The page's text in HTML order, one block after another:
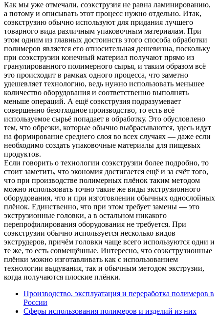
Как мы уже отмечали, соэкструзия не равна ламинированию,
а потому и описывать этот процесс нужно отдельно. Итак,
соэкструзию обычно используют для придания лучшего
товарного вида различным упаковочным материалам. При
этом одним из главных достоинств этого способа обработки
полимеров является его относительная дешевизна, поскольку
при соэкструзии конечный материал получают прямо из
гранулированного полимерного сырья, и таким образом всё
это происходит в рамках одного процесса, что заметно
удешевляет технологию, ведь нужно использовать меньшее
количество оборудования и соответственно выполнять
меньше операций. А ещё соэкструзия подразумевает
совершенно безотходное производство, то есть всё
используемое сырьё попадает в обработку. Это обусловлено
тем, что обрезки, которые обычно выбрасываются, здесь идут
на формирование среднего слоя во всех случаях — даже если
необходимо создать упаковочные материалы для пищевых
продуктов.
Если говорить о технологии соэкструзии более подробно, то
стоит заметить, что экономия достигается ещё и за счёт того,
что при производстве полимерных плёнок таким методом
можно использовать точно такие же виды экструзионного
оборудования, что и при изготовлении обычных однослойных
плёнок. Единственно, что при этом требует замены — это
экструзионные головки, а в остальном никакого
перепрофилирования оборудования не требуется. При
соэкструзии обычно используется несколько видов
экструдеров, причём головки чаще всего используются одни и
те же, то есть совмещённые. Интересно, что соэкструзионные
плёнки можно изготавливать как с использованием
технологии выдувания, так и обычным методом экструзии,
когда получаются плоские плёнки.
Производство, эксплуатация и переработка полимеров в
России
Сферы использования полимеров и изделий из них